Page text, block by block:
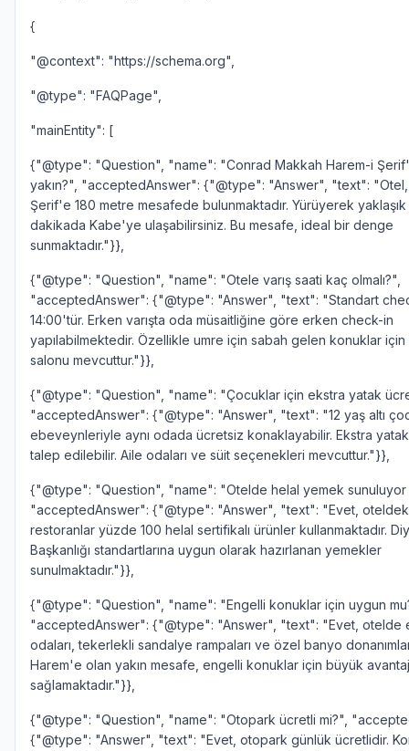
{
"@context": "https://schema.org",
"@type": "FAQPage",
"mainEntity": [
{"@type": "Question", "name": "Conrad Makkah Harem-i
yakın?", "acceptedAnswer": {"@type": "Answer", "text":
Şerif'e 180 metre mesafede bulunmaktadır. Yürüyerek
dakikada Kabe'ye ulaşabilirsiniz. Bu mesafe, ideal bir denge
sunmaktadır."}},
{"@type": "Question", "name": "Otele varış saati kaç olmalı?",
"acceptedAnswer": {"@type": "Answer", "text": "Standart
14:00'tür. Erken varışta oda müsaitliğine göre erken check-in
yapılabilmektedir. Özellikle umre için sabah gelen konuklar
salonu mevcuttur."}},
{"@type": "Question", "name": "Çocuklar için ekstra yatak
"acceptedAnswer": {"@type": "Answer", "text": "12 yaş altı
ebeveynleriyle aynı odada ücretsiz konaklayabilir. Ekstra
talep edilebilir. Aile odaları ve süit seçenekleri mevcuttur."}},
{"@type": "Question", "name": "Otelde helal yemek sunuluyor
"acceptedAnswer": {"@type": "Answer", "text": "Evet,
restoranlar yüzde 100 helal sertifikalı ürünler kullanmaktadır.
Başkanlığı standartlarına uygun olarak hazırlanan yemekler
sunulmaktadır."}},
{"@type": "Question", "name": "Engelli konuklar için uygun
"acceptedAnswer": {"@type": "Answer", "text": "Evet, otelde
odaları, tekerlekli sandalye rampaları ve özel banyo
Harem'e olan yakın mesafe, engelli konuklar için büyük avantaj
sağlamaktadır."}},
{"@type": "Question", "name": "Otopark ücretli mi?",
{"@type": "Answer", "text": "Evet, otopark günlük ücretlidir.